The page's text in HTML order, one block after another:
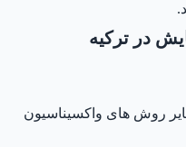
در ترکیه
روش های واکسیناسیون